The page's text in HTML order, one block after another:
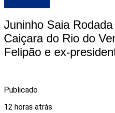
Juninho Saia
Caiçara do Rio do
Felipão e ex-
Publicado
12 horas atrás